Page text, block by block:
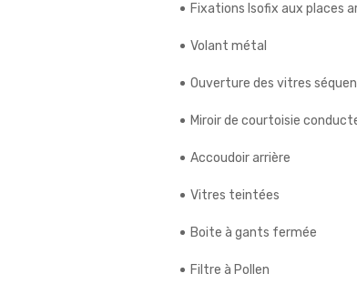
Fixations Isofix aux places
Volant métal
Ouverture des vitres
Miroir de courtoisie
Accoudoir arrière
Vitres teintées
Boite à gants fermée
Filtre à Pollen